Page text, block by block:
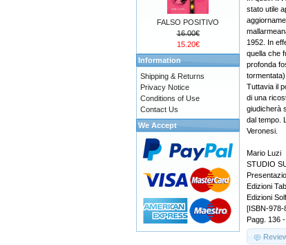
stato utile
1952. In
quella che
profonda
tormentata)
Tuttavia il
di una
giudicherà
dal tempo.
Veronesi.
Mario Luzi
STUDIO
Edizioni
Edizioni
[ISBN-
Pagg. 136
FALSO POSITIVO
16.00€
15.20€
Information
Shipping & Returns
Privacy Notice
Conditions of Use
Contact Us
We Accept